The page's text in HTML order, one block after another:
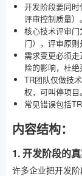
开发阶段要同时
评审控制质量）。
核心技术评审
门），评审原则
需求变更必须
险的影响，杜绝
TR团队仅做技
权，可叫停项目。
常见错误包括
内容结构：
1. 开发阶段的
许多企业把开发阶